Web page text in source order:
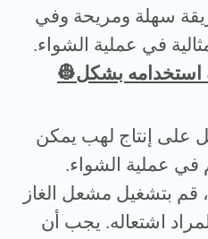
سهلة ومريحة وفي
في عملية الشواء.
👷ما هو مشعل الغاز وكيفية استخدامه بشكل
على إنتاج لهب يمكن
في عملية الشواء.
بتشغيل مشعل الغاز
اشتعاله. يجب أن